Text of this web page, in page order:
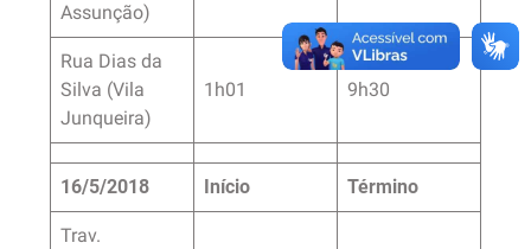
Assunção)
Rua Dias da
Silva (Vila
Junqueira)
1h01 9h30
16/5/2018 Início Término
Trav.